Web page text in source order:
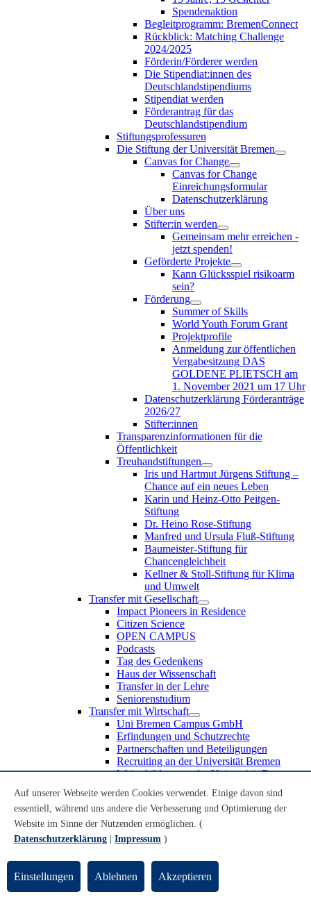
Spendenaktion
Begleitprogramm: BremenConnect
Rückblick: Matching Challenge
2024/2025
Förderin/Förderer werden
Die Stipendiat:innen des
Deutschlandstipendiums
Stipendiat werden
Förderantrag für das
Deutschlandstipendium
Stiftungsprofessuren
Die Stiftung der Universität Bremen
Canvas for Change
Canvas for Change
Einreichungsformular
Datenschutzerklärung
Über uns
Stifter:in werden
Gemeinsam mehr erreichen -
jetzt spenden!
Geförderte Projekte
Kann Glücksspiel risikoarm
sein?
Förderung
Summer of Skills
World Youth Forum Grant
Projektprofile
Anmeldung zur öffentlichen
Vergabesitzung DAS
GOLDENE PLIETSCH am
1. November 2021 um 17 Uhr
Datenschutzerklärung Förderanträge
2026/27
Stifter:innen
Transparenzinformationen für die
Öffentlichkeit
Treuhandstiftungen
Iris und Hartmut Jürgens Stiftung –
Chance auf ein neues Leben
Karin und Heinz-Otto Peitgen-
Stiftung
Dr. Heino Rose-Stiftung
Manfred und Ursula Fluß-Stiftung
Baumeister-Stiftung für
Chancengleichheit
Kellner & Stoll-Stiftung für Klima
und Umwelt
Transfer mit Gesellschaft
Impact Pioneers in Residence
Citizen Science
OPEN CAMPUS
Podcasts
Tag des Gedenkens
Haus der Wissenschaft
Transfer in der Lehre
Seniorenstudium
Transfer mit Wirtschaft
Uni Bremen Campus GmbH
Erfindungen und Schutzrechte
Partnerschaften und Beteiligungen
Recruiting an der Universität Bremen
Weiterbildung an der Universität Bremen
Schülerinnen und Schüler
MINT-Schnupperstudium
Schulklassen
Lehrkräfte
UniTransfer - Servicestelle für Transferaktivitäten
Transfermagazin der Universität Bremen
Auf unserer Webseite werden Cookies verwendet. Einige davon sind
essentiell, während uns andere die Verbesserung und Optimierung der
Website im Sinne der Nutzenden ermöglichen. (
Datenschutzerklärung
Impressum )
Einstellungen Ablehnen Akzeptieren